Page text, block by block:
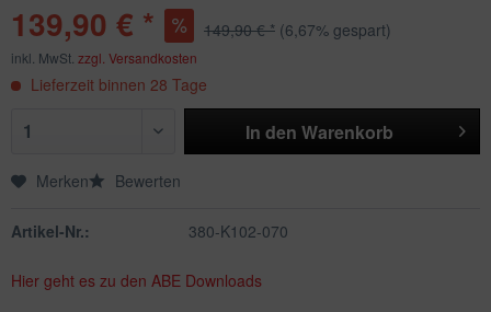
139,90 € * 149,90 € * (6,67% gespart)
inkl. MwSt. zzgl. Versandkosten
Lieferzeit binnen 28 Tage
In den Warenkorb
Merken Bewerten
Artikel-Nr.: 380-K102-070
Hier geht es zu den ABE Downloads